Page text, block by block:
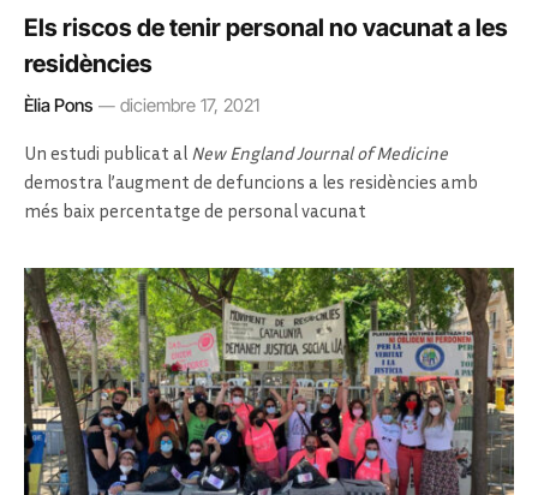
Els riscos de tenir personal no vacunat a les
residències
Èlia Pons diciembre 17, 2021
Un estudi publicat al New England Journal of Medicine
demostra l’augment de defuncions a les residències amb
més baix percentatge de personal vacunat